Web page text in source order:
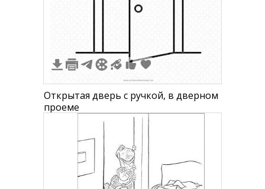
Открытая дверь с ручкой, в дверном
проеме